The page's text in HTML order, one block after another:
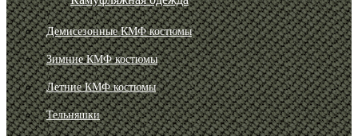
Демисезонные КМФ костюмы
Зимние КМФ костюмы
Летние КМФ костюмы
Тельняшки